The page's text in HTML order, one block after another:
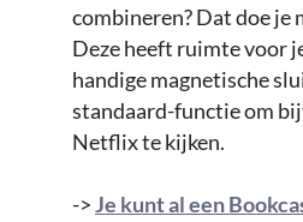
combineren? Dat doe je
Deze heeft ruimte voor
handige magnetische
standaard-functie om
Netflix te kijken.
->Je kunt al een